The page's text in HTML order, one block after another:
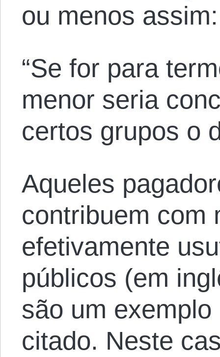
ou menos assim:
“Se for para
menor seria
certos grupos o
Aqueles
contribuem com
efetivamente
públicos (em
são um
citado. Neste